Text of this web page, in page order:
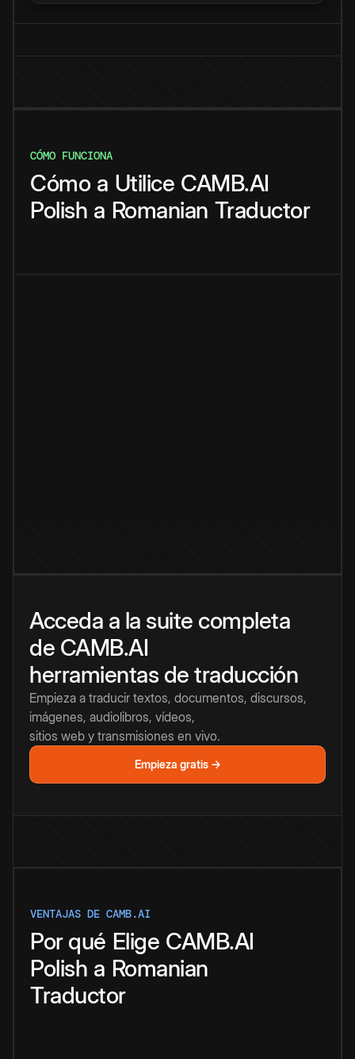
CÓMO FUNCIONA
Cómo a Utilice CAMB.AI
Polish a Romanian Traductor
Acceda a la suite completa
de CAMB.AI
herramientas de traducción
Empieza a traducir textos, documentos, discursos,
imágenes, audiolibros, vídeos,
sitios web y transmisiones en vivo.
Empieza gratis →
VENTAJAS DE CAMB.AI
Por qué Elige CAMB.AI
Polish a Romanian
Traductor